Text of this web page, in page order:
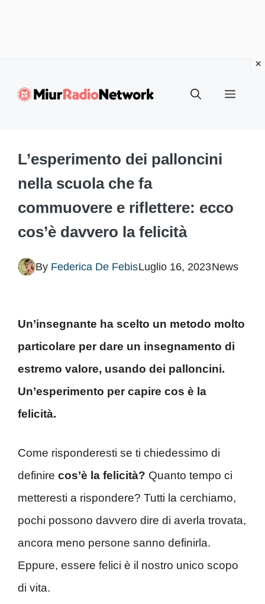
Menu
L’esperimento dei palloncini
nella scuola che fa
commuovere e riflettere: ecco
cos’è davvero la felicità
By Federica De FebisLuglio 16, 2023News
Un’insegnante ha scelto un metodo molto
particolare per dare un insegnamento di
estremo valore, usando dei palloncini.
Un’esperimento per capire cos è la
felicità.
Come risponderesti se ti chiedessimo di
definire cos’è la felicità? Quanto tempo ci
metteresti a rispondere? Tutti la cerchiamo,
pochi possono davvero dire di averla trovata,
ancora meno persone sanno definirla.
Eppure, essere felici è il nostro unico scopo
di vita.